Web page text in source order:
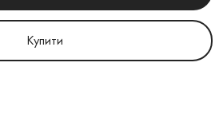
Купити